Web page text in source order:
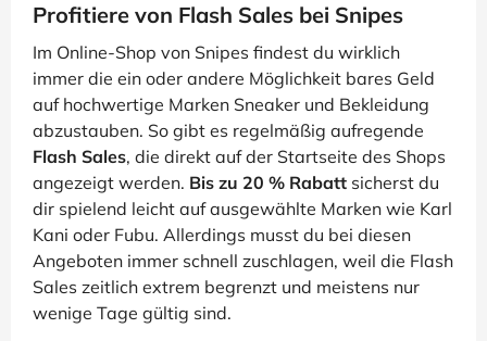
Profitiere von Flash Sales bei Snipes
Im Online-Shop von Snipes findest du wirklich
immer die ein oder andere Möglichkeit bares Geld
auf hochwertige Marken Sneaker und Bekleidung
abzustauben. So gibt es regelmäßig aufregende
Flash Sales, die direkt auf der Startseite des Shops
angezeigt werden. Bis zu 20 % Rabatt sicherst du
dir spielend leicht auf ausgewählte Marken wie Karl
Kani oder Fubu. Allerdings musst du bei diesen
Angeboten immer schnell zuschlagen, weil die Flash
Sales zeitlich extrem begrenzt und meistens nur
wenige Tage gültig sind.